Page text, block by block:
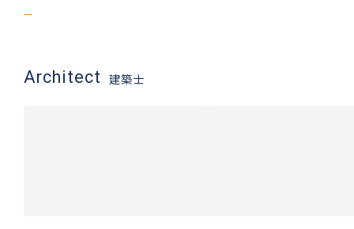
Architect 建築士